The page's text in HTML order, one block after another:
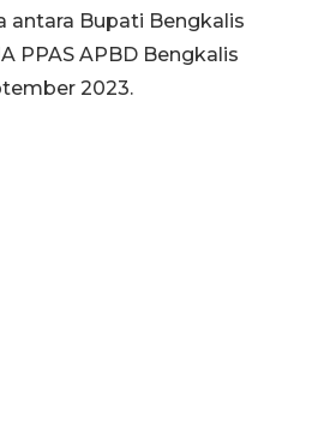
antara Bupati Bengkalis
PPAS APBD Bengkalis
2023.